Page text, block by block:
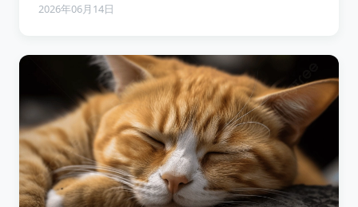
2026年06月14日